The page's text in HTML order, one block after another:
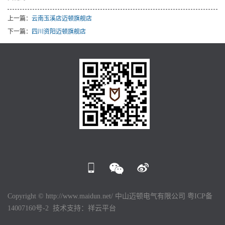
上一篇： 云南玉溪店迈顿旗舰店
下一篇：
四川资阳迈顿旗舰店
Copyright © http://www.maidun.net/ 中山迈顿电气有限公司 粤ICP备
14007160号-2 技术支持： 祥云平台